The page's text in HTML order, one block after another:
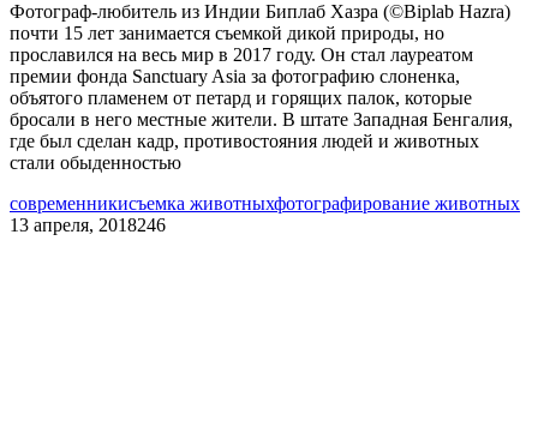
Фотограф-любитель из Индии Биплаб Хазра (©Biplab Hazra)
почти 15 лет занимается съемкой дикой природы, но
прославился на весь мир в 2017 году. Он стал лауреатом
премии фонда Sanctuary Asia за фотографию слоненка,
объятого пламенем от петард и горящих палок, которые
бросали в него местные жители. В штате Западная Бенгалия,
где был сделан кадр, противостояния людей и животных
стали обыденностью
современникисъемка животныхфотографирование животных
13 апреля, 2018246